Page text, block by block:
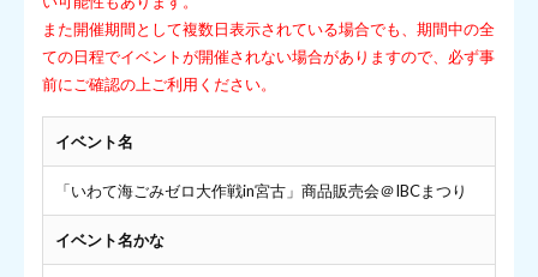
また開催期間として複数日表示されている場合でも、期間中の全
ての日程でイベントが開催されない場合がありますので、必ず事
前にご確認の上ご利用ください。
イベント名
「いわて海ごみゼロ大作戦in宮古」商品販売会＠IBCまつり
イベント名かな